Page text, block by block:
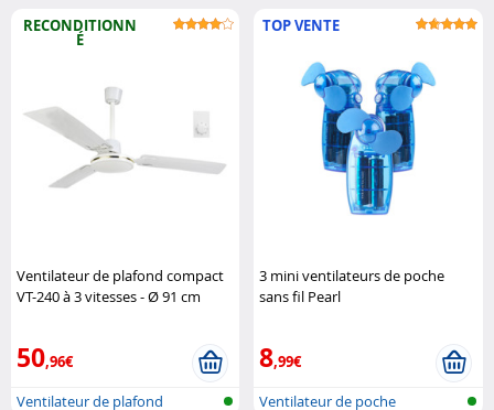
RECONDITIONN
É
Ventilateur de plafond compact
VT-240 à 3 vitesses - Ø 91 cm
50,96€
Ventilateur de plafond
TOP VENTE
3 mini ventilateurs de poche
sans fil Pearl
8,99€
Ventilateur de poche